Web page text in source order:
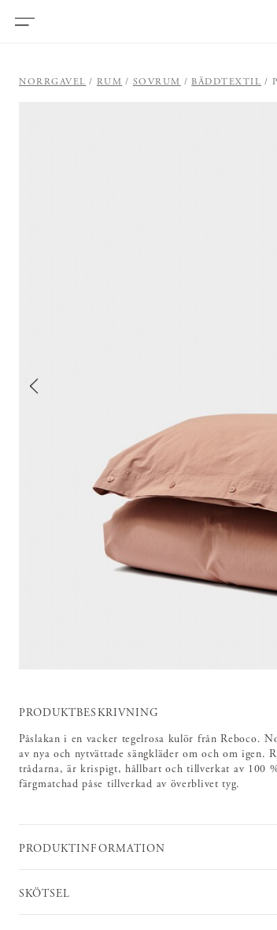
NORRGAVEL RUM SOVRUM BÄDDTEXTIL
PRODUKTBESKRIVNING
Påslakan i en vacker tegelrosa kulör från Reboco.
av nya och nytvättade sängkläder om och om igen.
trådarna, är krispigt, hållbart och tillverkat av 100
färgmatchad påse tillverkad av överblivet tyg.
PRODUKTINFORMATION
SKÖTSEL